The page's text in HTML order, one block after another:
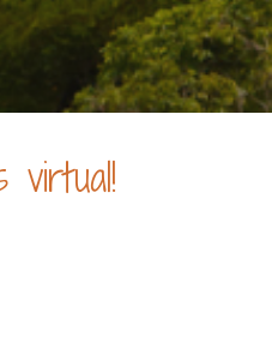
virtual!